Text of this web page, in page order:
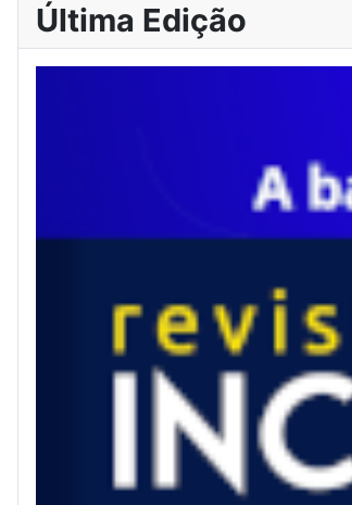
Última Edição